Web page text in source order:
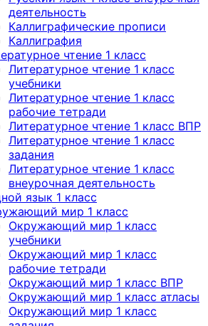
деятельность
Каллиграфические прописи
Каллиграфия
чтение 1 класс
Литературное чтение 1 класс
учебники
Литературное чтение 1 класс
рабочие тетради
Литературное чтение 1 класс ВПР
Литературное чтение 1 класс
задания
Литературное чтение 1 класс
внеурочная деятельность
язык 1 класс
мир 1 класс
Окружающий мир 1 класс
учебники
Окружающий мир 1 класс
рабочие тетради
Окружающий мир 1 класс ВПР
Окружающий мир 1 класс атласы
Окружающий мир 1 класс